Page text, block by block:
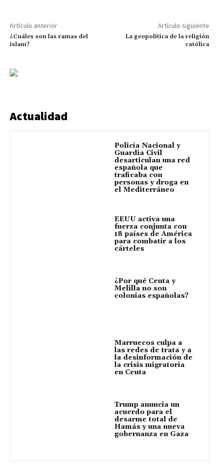
Artículo anterior
¿Cuáles son las ramas del
islam?
Artículo siguiente
La geopolítica de la religión
católica
Actualidad
Policía Nacional y
Guardia Civil
desarticulan una red
española que
traficaba con
personas y droga en
el Mediterráneo
EEUU activa una
fuerza conjunta con
18 países de América
para combatir a los
cárteles
¿Por qué Ceuta y
Melilla no son
colonias españolas?
Marruecos culpa a
las redes de trata y a
la desinformación de
la crisis migratoria
en Ceuta
Trump anuncia un
acuerdo para el
desarme total de
Hamás y una nueva
gobernanza en Gaza